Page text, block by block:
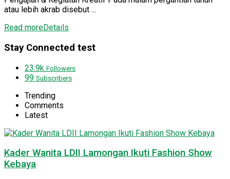
atau lebih akrab disebut ...
Read moreDetails
Stay Connected test
23.9k Followers
99 Subscribers
Trending
Comments
Latest
Kader Wanita LDII Lamongan Ikuti Fashion Show
Kebaya